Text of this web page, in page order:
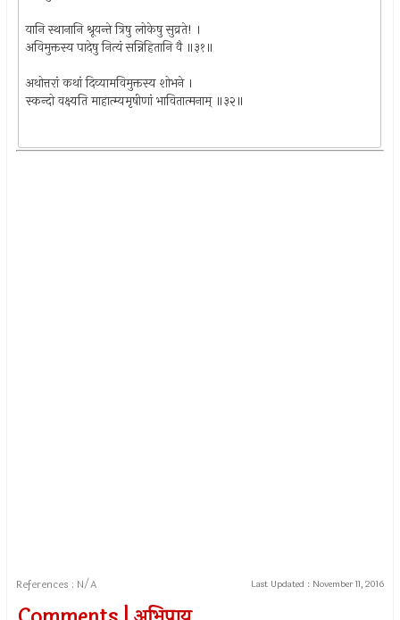
यानि स्थानानि श्रूयन्ते त्रिषु लोकेषु सुव्रते! ।
अविमुक्तस्य पादेषु नित्यं सन्निहितानि वै ॥३१॥
अथोत्तरां कथां दिव्यामविमुक्तस्य शोभने ।
स्कन्दो वक्ष्यति माहात्म्यमृषीणां भावितात्मनाम् ॥३२॥
References : N/A Last Updated : November 11, 2016